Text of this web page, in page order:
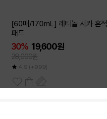
[60매/170mL] 레티놀 시카 흔적
패드
30% 19,600원
28,000원
4.9 (+999)